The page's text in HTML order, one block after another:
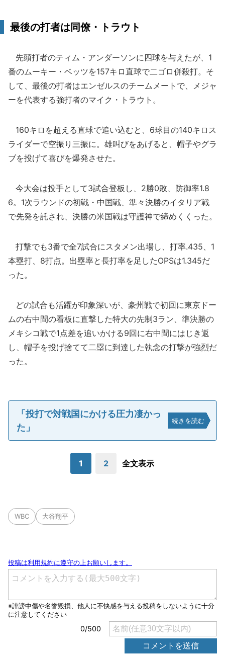
最後の打者は同僚・トラウト
先頭打者のティム・アンダーソンに四球を与えたが、1
番のムーキー・ベッツを157キロ直球で二ゴロ併殺打。そ
して、最後の打者はエンゼルスのチームメートで、メジャ
ーを代表する強打者のマイク・トラウト。
160キロを超える直球で追い込むと、6球目の140キロス
ライダーで空振り三振に。雄叫びをあげると、帽子やグラ
ブを投げて喜びを爆発させた。
今大会は投手として3試合登板し、2勝0敗、防御率1.8
6。1次ラウンドの初戦・中国戦、準々決勝のイタリア戦
で先発を託され、決勝の米国戦は守護神で締めくくった。
打撃でも3番で全7試合にスタメン出場し、打率.435、1
本塁打、8打点。出塁率と長打率を足したOPSは1.345だ
った。
どの試合も活躍が印象深いが、豪州戦で初回に東京ドー
ムの右中間の看板に直撃した特大の先制3ラン、準決勝の
メキシコ戦で1点差を追いかける9回に右中間にはじき返
し、帽子を投げ捨てて二塁に到達した執念の打撃が強烈だ
った。
「投打で対戦国にかける圧力凄かっ
た」
続きを読む
1 2 全文表示
WBC 大谷翔平